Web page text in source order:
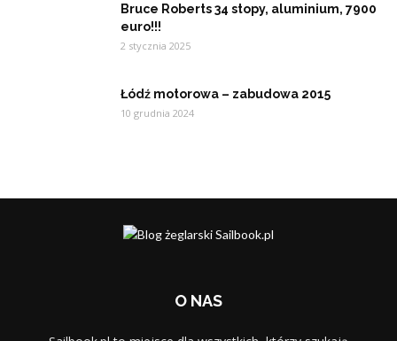
Bruce Roberts 34 stopy, aluminium, 7900
euro!!!
2 stycznia 2025
Łódź motorowa – zabudowa 2015
10 grudnia 2024
O NAS